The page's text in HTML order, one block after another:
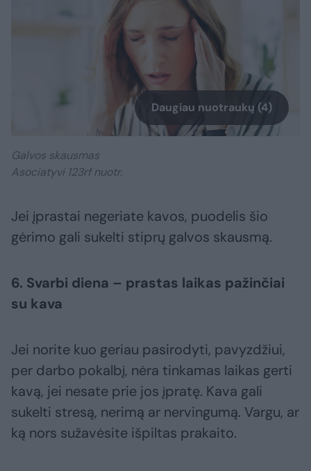
Daugiau nuotraukų (4)
Galvos skausmas
Asociatyvi 123rf nuotr.
Jei įprastai negeriate kavos, puodelis šio
gėrimo gali sukelti stiprų galvos skausmą.
6. Svarbi diena – prastas laikas pažinčiai
su kava
Jei norite kuo geriau pasirodyti, pavyzdžiui,
per darbo pokalbį, nėra tinkamas laikas gerti
kavą, jei nesate prie jos įpratę. Kava gali
sukelti stresą, nerimą ar nervingumą. Vargu, ar
ką nors sužavėsite išpiltas prakaito.